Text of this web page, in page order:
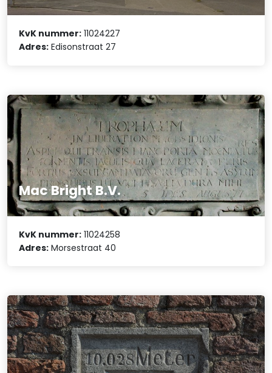
KvK nummer: 11024227
Adres: Edisonstraat 27
Mac Bright B.V.
KvK nummer: 11024258
Adres: Morsestraat 40